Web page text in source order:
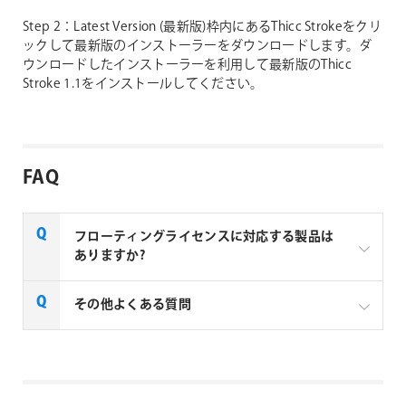
Step 2：Latest Version (最新版)枠内にあるThicc Strokeをクリ
ックして最新版のインストーラーをダウンロードします。ダ
ウンロードしたインストーラーを利用して最新版のThicc
Stroke 1.1をインストールしてください。
FAQ
フローティングライセンスに対応する製品は
ありますか?
一部製品でフローティングライセンスの取扱いがあり
その他よくある質問